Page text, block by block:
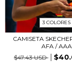
3 COLORES
CAMISETA
AFA / AAA
$47.43 USD